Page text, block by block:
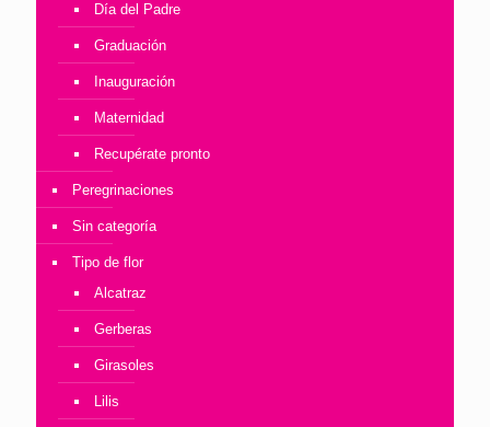
Día del Padre
Graduación
Inauguración
Maternidad
Recupérate pronto
Peregrinaciones
Sin categoría
Tipo de flor
Alcatraz
Gerberas
Girasoles
Lilis